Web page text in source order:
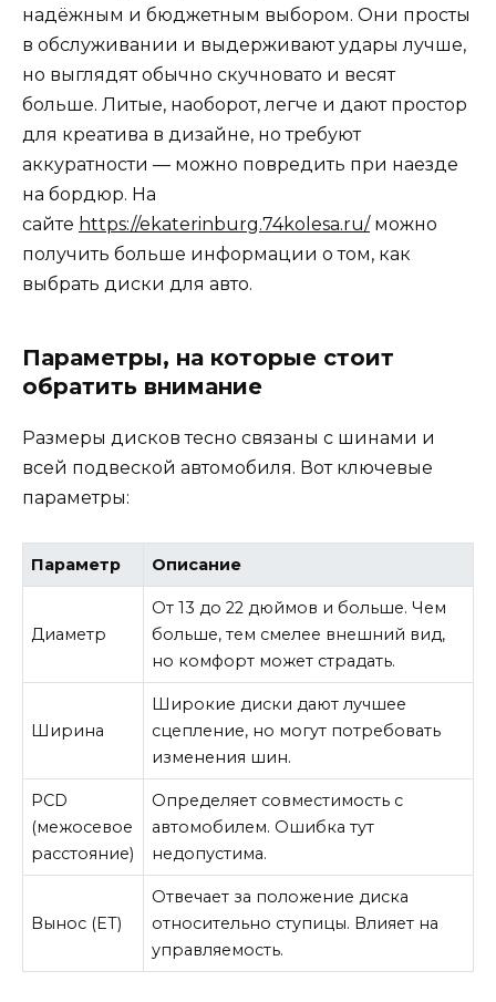
надёжным и бюджетным выбором. Они просты
в обслуживании и выдерживают удары лучше,
но выглядят обычно скучновато и весят
больше. Литые, наоборот, легче и дают простор
для креатива в дизайне, но требуют
аккуратности — можно повредить при наезде
на бордюр. На
сайте https://ekaterinburg.74kolesa.ru/можно
получить больше информации о том, как
выбрать диски для авто.
Параметры, на которые стоит
обратить внимание
Размеры дисков тесно связаны с шинами и
всей подвеской автомобиля. Вот ключевые
параметры:
Параметр Описание
Диаметр
От 13 до 22 дюймов и больше. Чем
больше, тем смелее внешний вид,
но комфорт может страдать.
Ширина
Широкие диски дают лучшее
сцепление, но могут потребовать
изменения шин.
PCD
(межосевое
расстояние)
Определяет совместимость с
автомобилем. Ошибка тут
недопустима.
Вынос (ET)
Отвечает за положение диска
относительно ступицы. Влияет на
управляемость.